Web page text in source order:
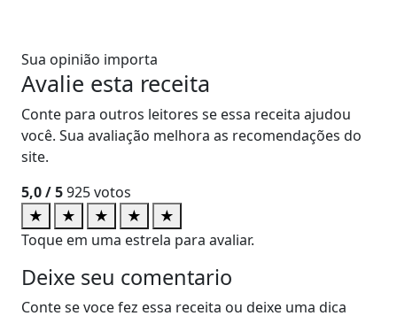
Sua opinião importa
Avalie esta receita
Conte para outros leitores se essa receita ajudou
você. Sua avaliação melhora as recomendações do
site.
5,0/ 5925votos
★
★ ★ ★
★
Toque em uma estrela para avaliar.
Deixe seu comentario
Conte se voce fez essa receita ou deixe uma dica